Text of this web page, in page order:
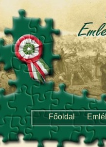
Főoldal